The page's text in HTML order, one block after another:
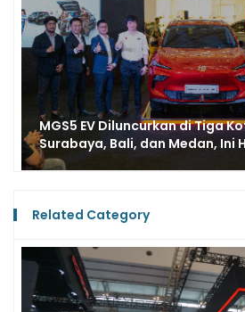
MGS5 EV SUV Listrik Paling
Keluarga? Kami Tes Langsung
Related Category